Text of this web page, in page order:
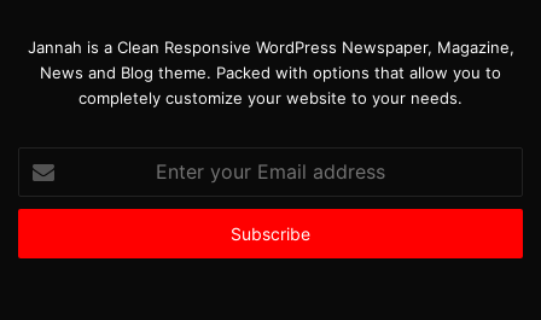
Jannah is a Clean Responsive WordPress Newspaper, Magazine,
News and Blog theme. Packed with options that allow you to
completely customize your website to your needs.
your
Email